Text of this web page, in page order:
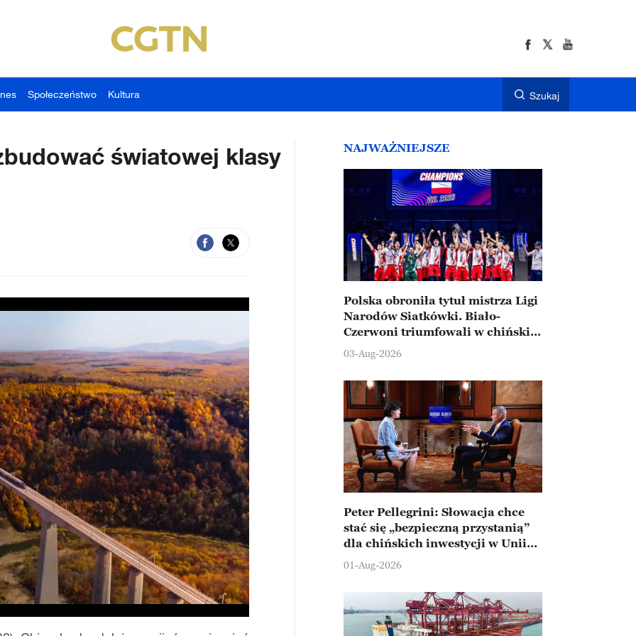
Społeczeństwo Kultura Szukaj
światowej klasy NAJWAŻNIEJSZE
Polska obroniła tytuł mistrza Ligi
Narodów Siatkówki. Biało-
Czerwoni triumfowali w chińskim
Ningbo
03-Aug-2026
Peter Pellegrini: Słowacja chce
stać się „bezpieczną przystanią”
dla chińskich inwestycji w Unii
Europejskiej
01-Aug-2026